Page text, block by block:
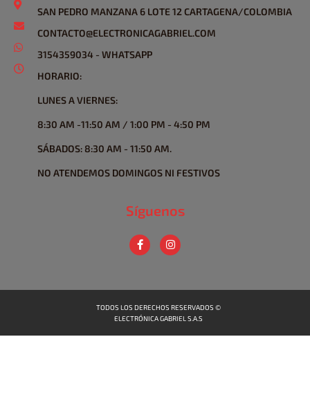
SAN PEDRO MANZANA 6 LOTE 12 CARTAGENA/COLOMBIA
CONTACTO@ELECTRONICAGABRIEL.COM
3154359034 - WHATSAPP
HORARIO:
LUNES A VIERNES:
8:30 AM -11:50 AM / 1:00 PM - 4:50 PM
SÁBADOS: 8:30 AM - 11:50 AM.
NO ATENDEMOS DOMINGOS NI FESTIVOS
Síguenos
TODOS LOS DERECHOS RESERVADOS ©
ELECTRÓNICA GABRIEL S.A.S